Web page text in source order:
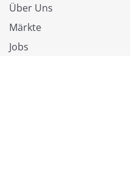
Über Uns
Märkte
Jobs